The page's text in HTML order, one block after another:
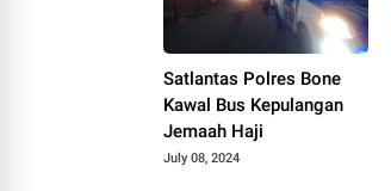
Satlantas Polres Bone
Kawal Bus Kepulangan
Jemaah Haji
July 08, 2024